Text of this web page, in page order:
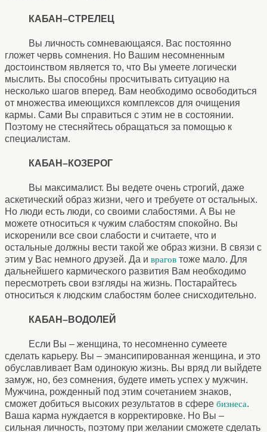
КАБАН–СТРЕЛЕЦ
Вы личность сомневающаяся. Вас постоянно
гложет червь сомнения. Но Вашим несомненным
достоинством является то, что Вы умеете логически
мыслить. Вы способны просчитывать ситуацию на
несколько шагов вперед. Вам необходимо освободиться
от множества имеющихся комплексов для очищения
кармы. Сами Вы справиться с этим не в состоянии.
Поэтому не стесняйтесь обращаться за помощью к
специалистам.
КАБАН–КОЗЕРОГ
Вы максималист. Вы ведете очень строгий, даже
аскетический образ жизни, чего и требуете от остальных.
Но люди есть люди, со своими слабостями. А Вы не
можете относиться к чужим слабостям спокойно. Вы
искоренили все свои слабости и считаете, что и
остальные должны вести такой же образ жизни. В связи с
этим у Вас немного друзей. Да и врагов тоже мало. Для
дальнейшего кармического развития Вам необходимо
пересмотреть свои взгляды на жизнь. Постарайтесь
относиться к людским слабостям более снисходительно.
КАБАН–ВОДОЛЕЙ
Если Вы – женщина, то несомненно сумеете
сделать карьеру. Вы – эмансипированная женщина, и это
обуславливает Вам одинокую жизнь. Вы вряд ли выйдете
замуж, но, без сомнения, будете иметь успех у мужчин.
Мужчина, рожденный под этим сочетанием знаков,
сможет добиться высоких результатов в сфере бизнеса.
Ваша карма нуждается в корректировке. Но Вы –
сильная личность, поэтому при желании сможете сделать